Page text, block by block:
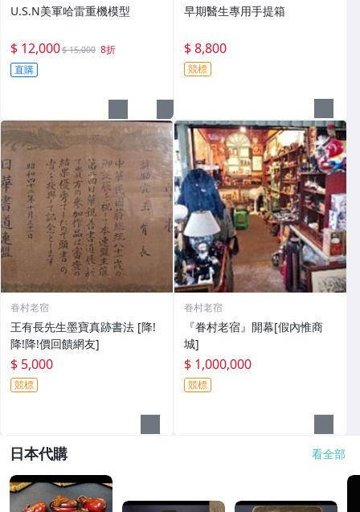
U.S.N美軍哈雷重機模型
$ 12,000$ 15,000 8折
直購
早期醫生專用手提箱
$ 8,800
競標
眷村老宿
王有長先生墨寶真跡書法 [降!
降!降!價回饋網友]
$ 5,000
競標
眷村老宿
『眷村老宿』開幕[假內惟商
城]
$ 1,000,000
競標
日本代購 看全部